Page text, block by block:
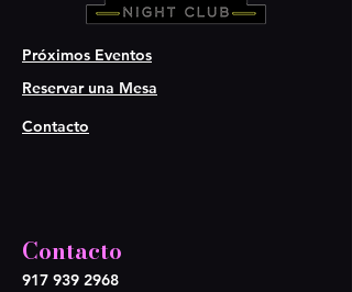
Próximos Eventos
Reservar una Mesa
Contacto
Contacto
917 939 2968